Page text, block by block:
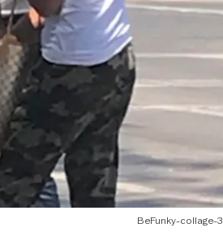
BeFunky-collage-